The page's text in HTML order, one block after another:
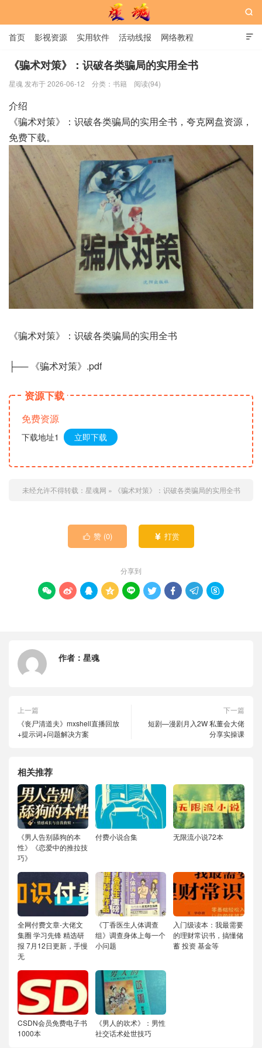

首页 影视资源 实用软件 活动线报 网络教程
用户中心 书籍 娱乐

《骗术对策》：识破各类骗局的实用全书
星魂 发布于 2026-06-12 分类： 书籍 阅读(94)
介绍
《骗术对策》：识破各类骗局的实用全书，夸克网盘资源，
免费下载。
《骗术对策》：识破各类骗局的实用全书
├── 《骗术对策》.pdf
资源下载
免费资源
下载地址1 立即下载
未经允许不得转载： 星魂网 » 《骗术对策》：识破各类骗局的实用全书
 赞 (0)  打赏
分享到
        
作者： 星魂
上一篇
《丧尸清道夫》mxshell直播回放
+提示词+问题解决方案
下一篇
短剧—漫剧月入2W 私董会大佬
分享实操课
相关推荐
《男人告别舔狗的本
性》《恋爱中的推拉技
巧》
付费小说合集 无限流小说72本
全网付费文章-大佬文
集圈 学习先锋 精选研
报 7月12日更新，手慢
无
《丁香医生人体调查
组》调查身体上每一个
小问题
入门级读本：我最需要
的理财常识书，搞懂储
蓄 投资 基金等
CSDN会员免费电子书
1000本
《男人的吹术》：男性
社交话术处世技巧